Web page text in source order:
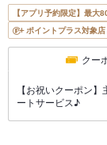
【アプリ予約限定】最大
ポイントプラス対象店
クー
【お祝いクーポン
ートサービス♪